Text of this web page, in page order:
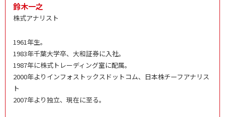
鈴木一之
株式アナリスト
1961年生。
1983年千葉大学卒、大和証券に入社。
1987年に株式トレーディング室に配属。
2000年よりインフォストックスドットコム、日本株チーフアナリス
ト
2007年より独立、現在に至る。